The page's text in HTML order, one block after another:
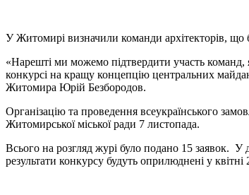
У Житомирі визначили команди архітекторів,
«Нарешті ми можемо підтвердити участь команд,
конкурсі на кращу концепцію центральних
Житомира Юрій Безбородов.
Організацію та проведення всеукраїнського
Житомирської міської ради 7 листопада.
Всього на розгляд журі було подано 15 заявок. У
результати конкурсу будуть оприлюднені у квітні